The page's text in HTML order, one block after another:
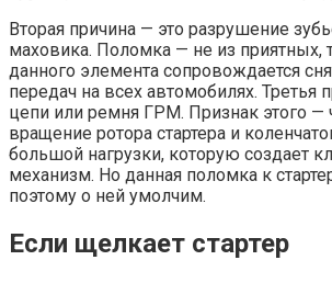
Вторая причина — это разрушение
маховика. Поломка — не из приятных,
данного элемента сопровождается
передач на всех автомобилях. Третья
цепи или ремня ГРМ. Признак этого —
вращение ротора стартера и
большой нагрузки, которую создает
механизм. Но данная поломка к
поэтому о ней умолчим.
Если щелкает стартер